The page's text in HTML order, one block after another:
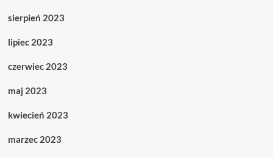
sierpień 2023
lipiec 2023
czerwiec 2023
maj 2023
kwiecień 2023
marzec 2023